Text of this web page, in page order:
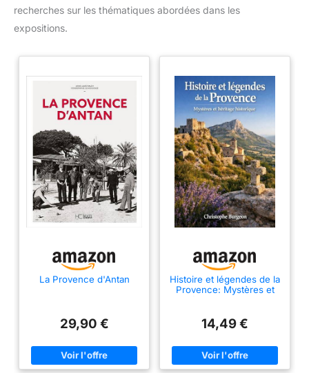
recherches sur les thématiques abordées dans les
expositions.
La Provence d'Antan
29,90 €
Histoire et légendes de la
Provence: Mystères et
14,49 €